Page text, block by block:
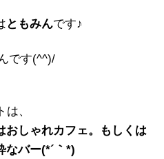
ともみんです♪
です(^^)/
、
おしゃれカフェ。もしくは
なバー(*´｀*)